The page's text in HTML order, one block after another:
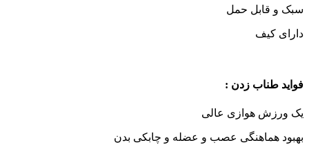
سبک و قابل حمل
دارای کیف
فواید طناب زدن :
یک ورزش هوازی عالی
بهبود هماهنگی عصب و عضله و چابکی بدن